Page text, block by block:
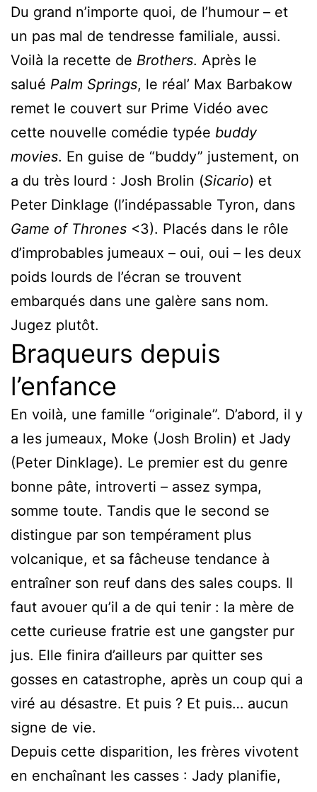
Du grand n’importe quoi, de l’humour – et
un pas mal de tendresse familiale, aussi.
Voilà la recette de Brothers. Après le
salué Palm Springs, le réal’ Max Barbakow
remet le couvert sur Prime Vidéo avec
cette nouvelle comédie typée buddy
movies. En guise de “buddy” justement, on
a du très lourd : Josh Brolin (Sicario) et
Peter Dinklage (l’indépassable Tyron, dans
Game of Thrones <3). Placés dans le rôle
d’improbables jumeaux – oui, oui – les deux
poids lourds de l’écran se trouvent
embarqués dans une galère sans nom.
Jugez plutôt.
Braqueurs depuis
l’enfance
En voilà, une famille “originale”. D’abord, il y
a les jumeaux, Moke (Josh Brolin) et Jady
(Peter Dinklage). Le premier est du genre
bonne pâte, introverti – assez sympa,
somme toute. Tandis que le second se
distingue par son tempérament plus
volcanique, et sa fâcheuse tendance à
entraîner son reuf dans des sales coups. Il
faut avouer qu’il a de qui tenir : la mère de
cette curieuse fratrie est une gangster pur
jus. Elle finira d’ailleurs par quitter ses
gosses en catastrophe, après un coup qui a
viré au désastre. Et puis ? Et puis… aucun
signe de vie.
Depuis cette disparition, les frères vivotent
en enchaînant les casses : Jady planifie,